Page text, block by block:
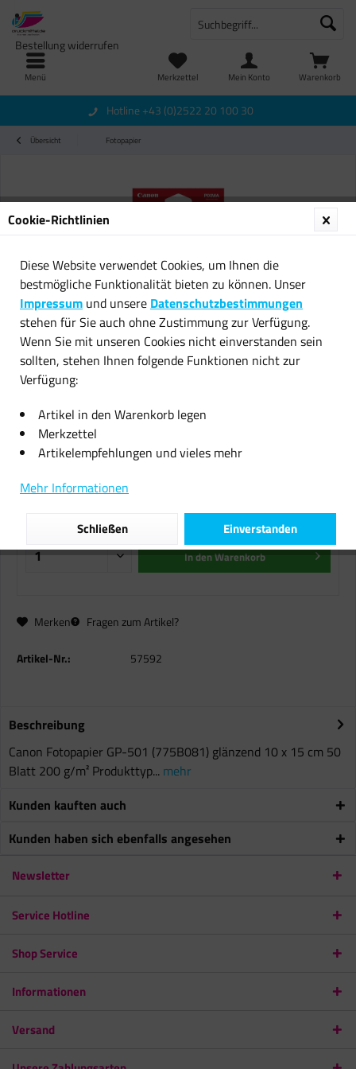
Menü Warenkorb
Merkzettel
Bestellung widerrufen
Mein Konto
Hotline +43 (0)2522 20 100 30
Übersicht Fotopapier
Canon Fotopapier GP-501
(775B081) glänzend 10 x 15 cm 50
Blatt 200 g/m²
10,99 € *
inkl. MwSt.zzgl. Versandkosten
Sofort versandfertig, Lieferzeit ca. 1-2 Werktage
In denWarenkorb
Merken Fragen zum Artikel?
Artikel-Nr.: 57592
Beschreibung
Canon Fotopapier GP-501 (775B081) glänzend 10 x 15 cm 50
Blatt 200 g/m² Produkttyp... mehr
Kunden kauften auch
Kunden haben sich ebenfalls angesehen
Newsletter
Service Hotline
Shop Service
Informationen
Versand
Cookie-Richtlinien
Diese Website verwendet Cookies, um Ihnen die
bestmögliche Funktionalität bieten zu können. Unser
Impressum und unsere Datenschutzbestimmungen
stehen für Sie auch ohne Zustimmung zur Verfügung.
Wenn Sie mit unseren Cookies nicht einverstanden sein
sollten, stehen Ihnen folgende Funktionen nicht zur
Verfügung:
Artikel in den Warenkorb legen
Merkzettel
Artikelempfehlungen und vieles mehr
Mehr Informationen
Einverstanden
Schließen